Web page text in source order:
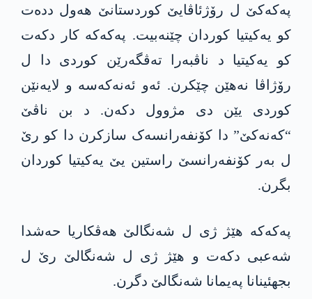
په‌كه‌كێ ل رۆژئاڤایێ کوردستانێ هەول ددەت
کو یەکیتیا کوردان چێنەبیت. په‌كه‌كە كار دكه‌ت
کو یەکیتیا د ناڤبەرا تەڤگەرێن کوردی دا ل
رۆژاڤا نه‌هێن چێكرن. ئەو ئه‌نه‌كه‌سه‌ و لایەنێن
کوردی یێن دی مژوول دکه‌ن. د بن ناڤێ
“كه‌نه‌كێ” دا کۆنفەرانسەک سازكرن دا کو رێ
ل بەر کۆنفەرانسێ راستین یێ یەکیتیا کوردان
بگرن.
په‌كه‌كە هێژ ژی ل شەنگالێ هەڤکاریا حه‌شدا
شه‌عبی دکەت و هێژ ژی ل شەنگالێ رێ ل
بجهئینانا پەیمانا شەنگالێ دگرن.